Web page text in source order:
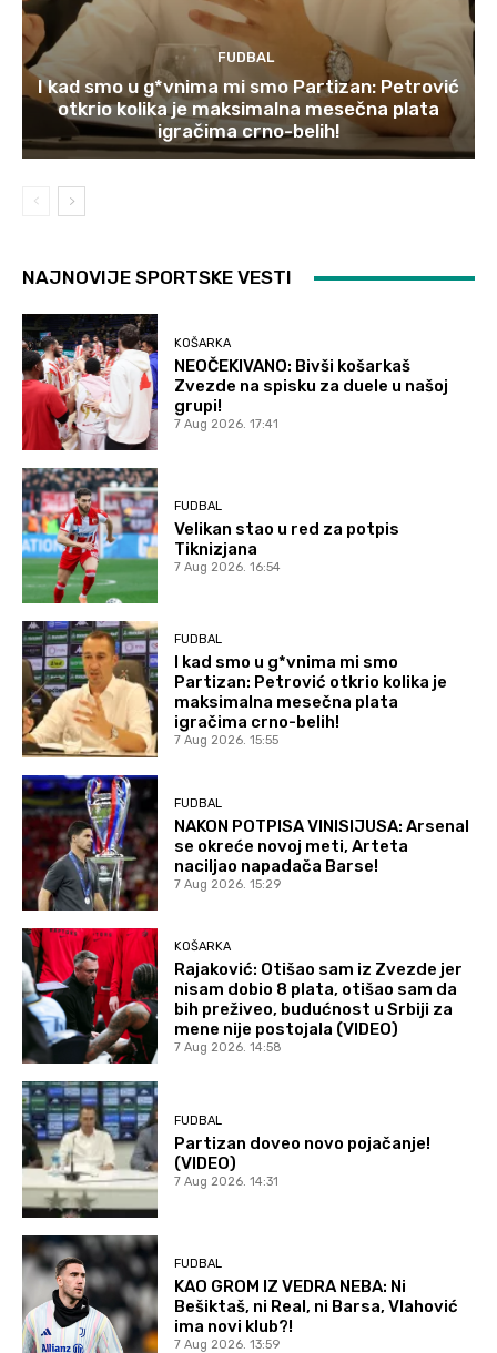
FUDBAL
I kad smo u g*vnima mi smo Partizan: Petrović
otkrio kolika je maksimalna mesečna plata
igračima crno-belih!
NAJNOVIJE SPORTSKE VESTI
KOŠARKA
NEOČEKIVANO: Bivši košarkaš
Zvezde na spisku za duele u našoj
grupi!
7 Aug 2026. 17:41
FUDBAL
Velikan stao u red za potpis
Tiknizjana
7 Aug 2026. 16:54
FUDBAL
I kad smo u g*vnima mi smo
Partizan: Petrović otkrio kolika je
maksimalna mesečna plata
igračima crno-belih!
7 Aug 2026. 15:55
FUDBAL
NAKON POTPISA VINISIJUSA: Arsenal
se okreće novoj meti, Arteta
naciljao napadača Barse!
7 Aug 2026. 15:29
KOŠARKA
Rajaković: Otišao sam iz Zvezde jer
nisam dobio 8 plata, otišao sam da
bih preživeo, budućnost u Srbiji za
mene nije postojala (VIDEO)
7 Aug 2026. 14:58
FUDBAL
Partizan doveo novo pojačanje!
(VIDEO)
7 Aug 2026. 14:31
FUDBAL
KAO GROM IZ VEDRA NEBA: Ni
Bešiktaš, ni Real, ni Barsa, Vlahović
ima novi klub?!
7 Aug 2026. 13:59